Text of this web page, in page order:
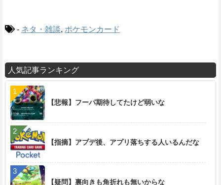
- ネタ・雑談, ポケモンカード
人気記事ランキング
【悲報】フーパ期待してたけど弱いな
【指摘】アプデ後、アプリ落ちする人いるんだな
【疑問】裏向きも角折れも無いからな